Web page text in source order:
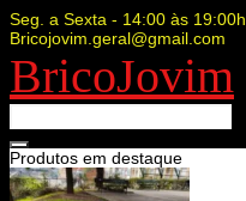
Seg. a Sexta - 14:00 às 19:00h
Bricojovim.geral@gmail.com
BricoJovim
Produtos em destaque